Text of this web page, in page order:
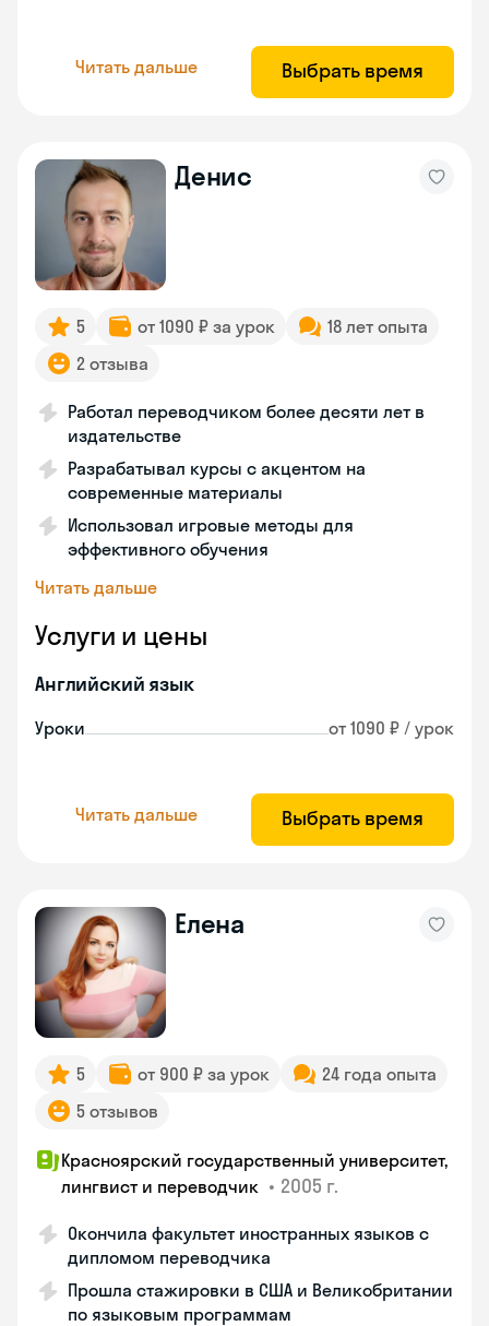
Читать дальше Выбрать время
Денис
5 от 1090 ₽ за урок
18 лет опыта
2 отзыва
Работал переводчиком более десяти лет в
издательстве
Разрабатывал курсы с акцентом на
современные материалы
Использовал игровые методы для
эффективного обучения
Читать дальше
Услуги и цены
Английский язык
Уроки от 1090 ₽ / урок
Читать дальше Выбрать время
Елена
5 от 900 ₽ за урок
24 года опыта
5 отзывов
Красноярский государственный университет,
лингвист и переводчик • 2005 г.
Окончила факультет иностранных языков с
дипломом переводчика
Прошла стажировки в США и Великобритании
по языковым программам